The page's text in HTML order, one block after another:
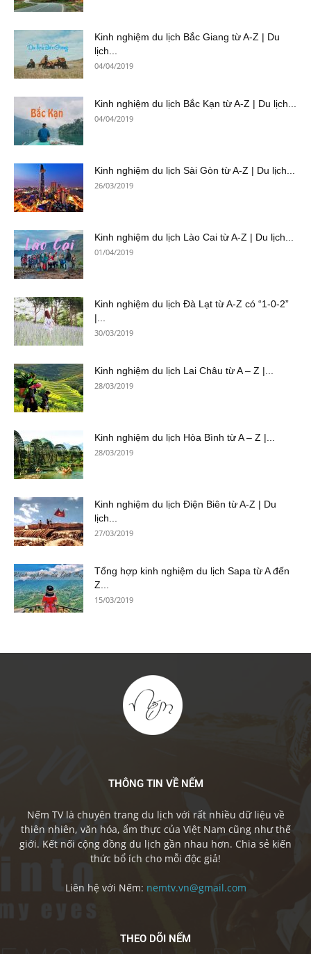
Kinh nghiệm du lịch Bắc Giang từ A-Z | Du
lịch...
04/04/2019
Kinh nghiệm du lịch Bắc Kạn từ A-Z | Du lịch...
04/04/2019
Kinh nghiệm du lịch Sài Gòn từ A-Z | Du lịch...
26/03/2019
Kinh nghiệm du lịch Lào Cai từ A-Z | Du lịch...
01/04/2019
Kinh nghiệm du lịch Đà Lạt từ A-Z có “1-0-2”
|...
30/03/2019
Kinh nghiệm du lịch Lai Châu từ A – Z |...
28/03/2019
Kinh nghiệm du lịch Hòa Bình từ A – Z |...
28/03/2019
Kinh nghiệm du lịch Điện Biên từ A-Z | Du
lịch...
27/03/2019
Tổng hợp kinh nghiệm du lịch Sapa từ A đến
Z...
15/03/2019
THÔNG TIN VỀ NẾM
Nếm TV là chuyên trang du lịch với rất nhiều dữ liệu về
thiên nhiên, văn hóa, ẩm thực của Việt Nam cũng như thế
giới. Kết nối cộng đồng du lịch gần nhau hơn. Chia sẻ kiến
thức bổ ích cho mỗi độc giả!
Liên hệ với Nếm: nemtv.vn@gmail.com
THEO DÕI NẾM